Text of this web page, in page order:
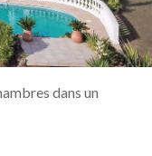
dans un